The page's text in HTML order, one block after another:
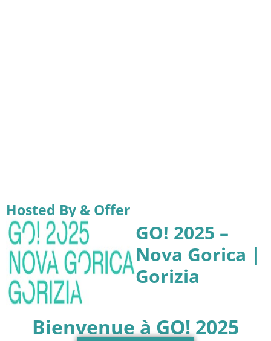
Hosted By & Offer
GO! 2025 –
Nova Gorica |
Gorizia
Bienvenue à GO! 2025